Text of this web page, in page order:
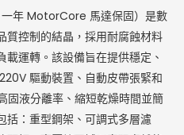
年 MotorCore 馬達保固）是數
質控制的結晶，採用耐腐蝕材料
運轉。該設備旨在提供穩定、
驅動裝置、自動皮帶張緊和
固液分離率、縮短乾燥時間並簡
括：重型鋼架、可調式多層濾